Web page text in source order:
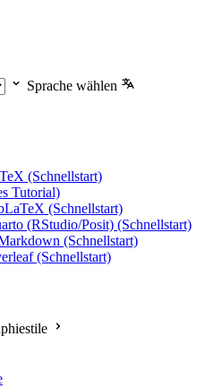
Sprache wählen
(Schnellstart)
Tutorial)
(Schnellstart)
(RStudio/Posit) (Schnellstart)
(Schnellstart)
(Schnellstart)